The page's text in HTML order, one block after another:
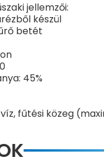
jellemzői:
készül
betét
45%
fűtési közeg